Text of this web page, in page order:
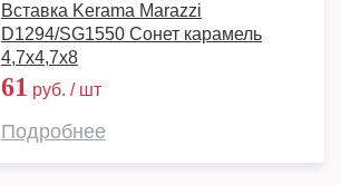
Вставка Kerama Marazzi
D1294/SG1550 Сонет карамель
4,7х4,7х8
61 руб. / шт
Подробнее